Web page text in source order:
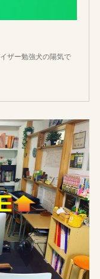
ザー勉強犬の陽気で